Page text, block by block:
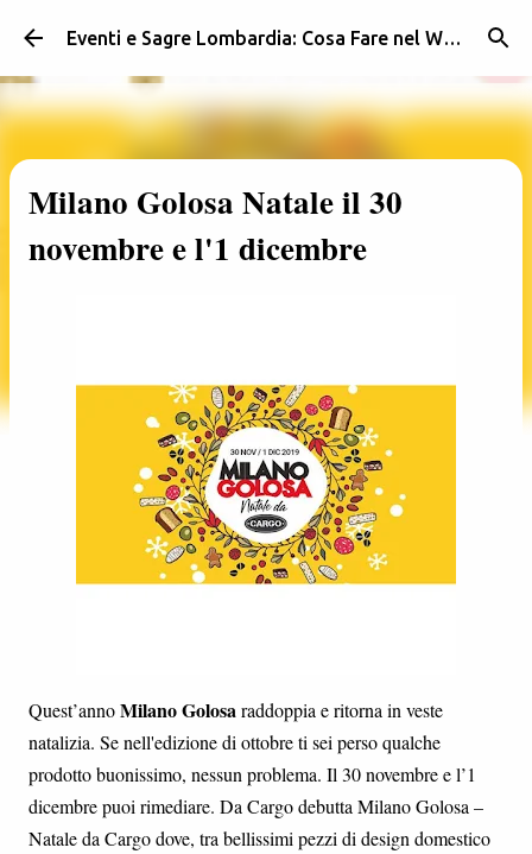
Passa ai contenuti principali Eventi e Sagre Lombardia: Cosa Fare nel Weekend | Weekendidea
Milano Golosa Natale il 30
novembre e l'1 dicembre
Quest’annoMilano Golosaraddoppia e ritorna in veste
natalizia. Se nell'edizione di ottobre ti sei perso qualche
prodotto buonissimo, nessun problema. Il 30 novembre e l’1
dicembre puoi rimediare. Da Cargo debutta Milano Golosa –
Natale da Cargo dove, tra bellissimi pezzi di design domestico